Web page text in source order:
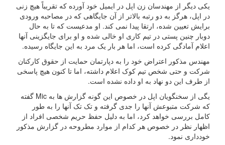
یکی دیگر از مهندسان زن اپل در ایمیل خود آورده که تقریباً هیچ زنی
در اپل، هرگز به دو رتبه بالاتر از آن جایگاهی که در مصاحبه ورودی
برایش تعیین شده، ارتقا پیدا نمی کند. او مدعیست که تا به حال
دوبار چنین پستی در تیم کاری او خالی شده و او برای جایگزینی آنها
اعلام آمادگی کرده است، اما هر بار یک مرد به این جایگاه رسیده.
مهندس مذکور اعتراض خود را به دپارتمان حمایت از حقوق کارکنان
شرکت و حتی شخص تیم کوک اعلام داشته، اما تا کنون هیچ پاسخی
از طرف این دو نهاد به او داده نشده است.
یگی از سخنگویان اپل در خصوص این گونه گزارش ها به Mic گفته
که شرکت متبوعش آنها را جدی گرفته و تک تک آنها را به طور
کامل بررسی خواهد کرد، اما به دلیل حفظ حریم شخصی افراد از
اظهار نظر در خصوص هر کدام از موارد مطروحه در گزارش مذکور
خودداری نمود.